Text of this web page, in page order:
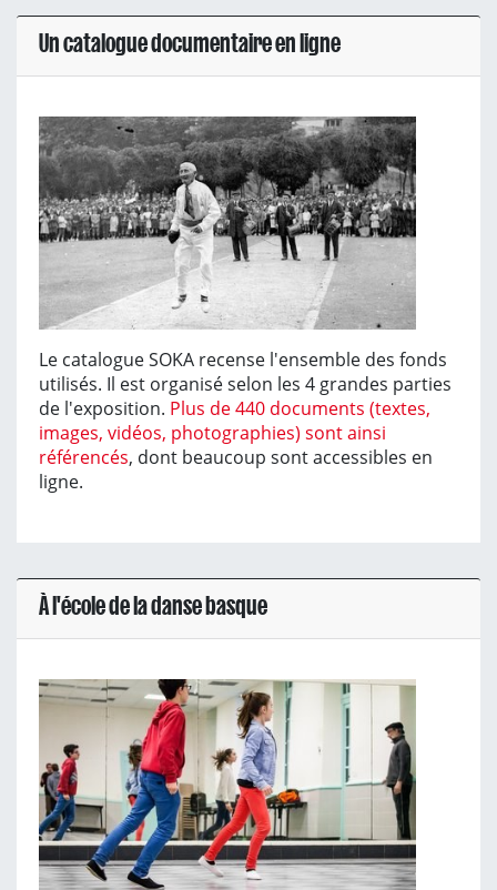
Un catalogue documentaire en ligne
Le catalogue SOKA recense l'ensemble des fonds
utilisés. Il est organisé selon les 4 grandes parties
de l'exposition. Plus de 440 documents (textes,
images, vidéos, photographies) sont ainsi
référencés, dont beaucoup sont accessibles en
ligne.
À l'école de la danse basque